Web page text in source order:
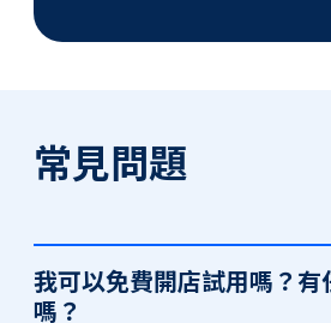
常見問題
我可以免費開店試用嗎？有
嗎？